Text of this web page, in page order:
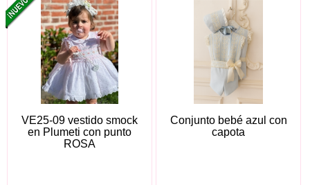
VE25-09 vestido smock
en Plumeti con punto
ROSA
Conjunto bebé azul con
capota